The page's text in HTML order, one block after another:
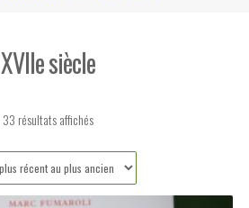
XVIIe siècle
33 résultats affichésTrié
plus
récent